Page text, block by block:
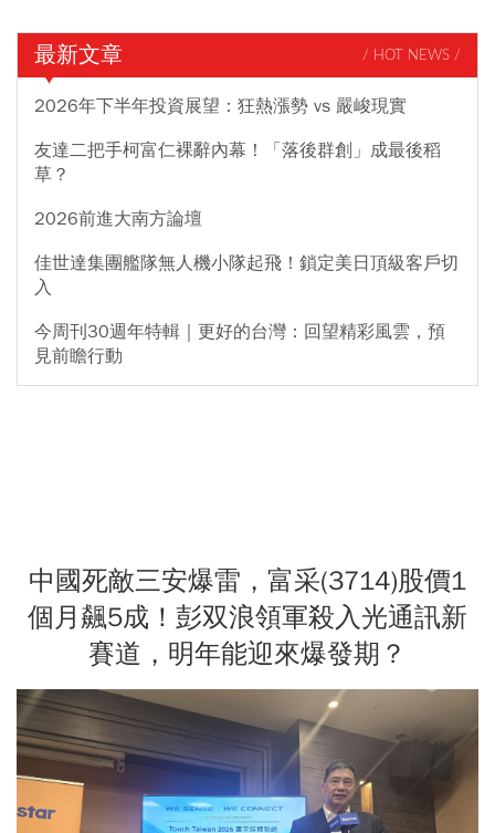
最新文章 / HOT NEWS /
2026年下半年投資展望：狂熱漲勢 vs 嚴峻現實
友達二把手柯富仁裸辭內幕！「落後群創」成最後稻
草？
2026前進大南方論壇
佳世達集團艦隊無人機小隊起飛！鎖定美日頂級客戶切
入
今周刊30週年特輯｜更好的台灣：回望精彩風雲，預
見前瞻行動
中國死敵三安爆雷，富采(3714)股價1
個月飆5成！彭双浪領軍殺入光通訊新
賽道，明年能迎來爆發期？